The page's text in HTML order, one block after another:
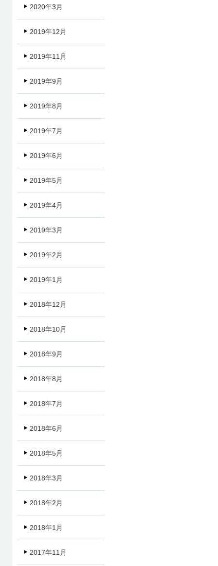
2020年3月
2019年12月
2019年11月
2019年9月
2019年8月
2019年7月
2019年6月
2019年5月
2019年4月
2019年3月
2019年2月
2019年1月
2018年12月
2018年10月
2018年9月
2018年8月
2018年7月
2018年6月
2018年5月
2018年3月
2018年2月
2018年1月
2017年11月